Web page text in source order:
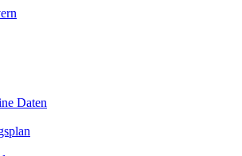
Daten